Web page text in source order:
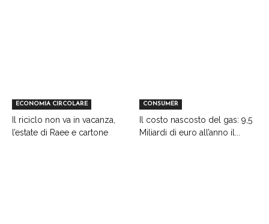
ECONOMIA CIRCOLARE
Il riciclo non va in vacanza,
l’estate di Raee e cartone
CONSUMER
Il costo nascosto del gas: 9,5
Miliardi di euro all’anno il...